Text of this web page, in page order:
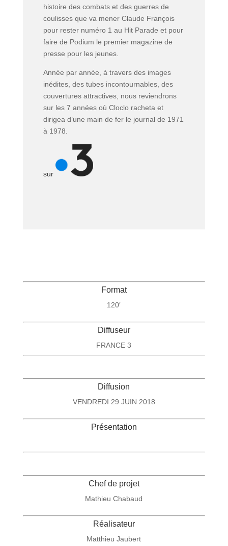
histoire des combats et des guerres de
coulisses que va mener Claude François
pour rester numéro 1 au Hit Parade et pour
faire de Podium le premier magazine de
presse pour les jeunes.
Année par année, à travers des images
inédites, des tubes incontournables, des
couvertures attractives, nous reviendrons
sur les 7 années où Cloclo racheta et
dirigea d’une main de fer le journal de 1971
à 1978.
sur
Format
120′
Diffuseur
FRANCE 3
Diffusion
VENDREDI 29 JUIN 2018
Présentation
Chef de projet
Mathieu Chabaud
Réalisateur
Matthieu Jaubert